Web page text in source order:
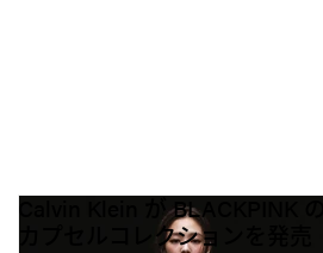
Calvin Klein が BLACKPINK
カプセルコレクションを発売